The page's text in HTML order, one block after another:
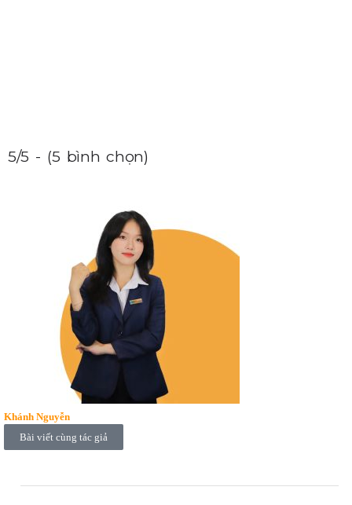
5/5 - (5 bình chọn)
Khánh Nguyễn
Bài viết cùng tác giả